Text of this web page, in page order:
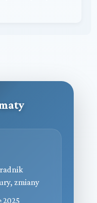
zmiany
2025